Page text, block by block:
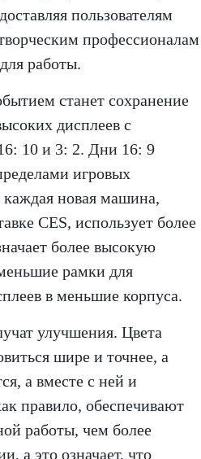
пользователям
профессионалам
работы.
станет сохранение
дисплеев с
10 и 3: 2. Дни 16: 9
игровых
каждая новая машина,
CES, использует более
более высокую
рамки для
в меньшие корпуса.
улучшения. Цвета
шире и точнее, а
а вместе с ней и
правило, обеспечивают
работы, чем более
а это означает, что